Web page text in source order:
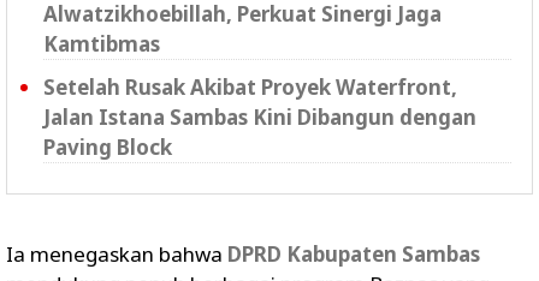
Alwatzikhoebillah, Perkuat Sinergi Jaga
Kamtibmas
Setelah Rusak Akibat Proyek Waterfront,
Jalan Istana Sambas Kini Dibangun dengan
Paving Block
Ia menegaskan bahwa DPRD Kabupaten Sambas